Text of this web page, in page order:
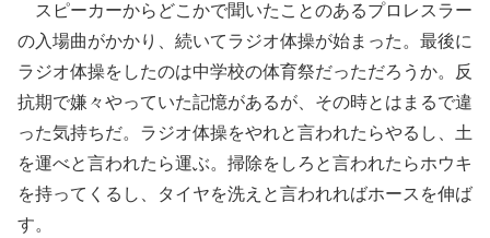
スピーカーからどこかで聞いたことのあるプロレスラー
の入場曲がかかり、続いてラジオ体操が始まった。最後に
ラジオ体操をしたのは中学校の体育祭だっただろうか。反
抗期で嫌々やっていた記憶があるが、その時とはまるで違
った気持ちだ。ラジオ体操をやれと言われたらやるし、土
を運べと言われたら運ぶ。掃除をしろと言われたらホウキ
を持ってくるし、タイヤを洗えと言われればホースを伸ば
す。